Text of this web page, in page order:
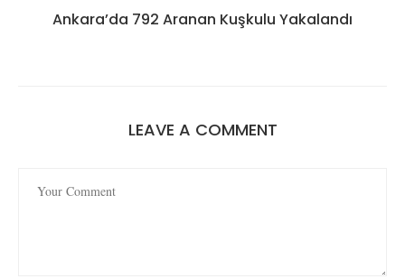
Ankara’da 792 Aranan Kuşkulu Yakalandı
LEAVE A COMMENT